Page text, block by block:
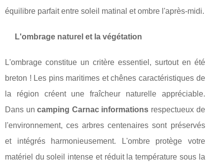
équilibre parfait entre soleil matinal et ombre l'après-midi.
L'ombrage naturel et la végétation
L'ombrage constitue un critère essentiel, surtout en été
breton ! Les pins maritimes et chênes caractéristiques de
la région créent une fraîcheur naturelle appréciable.
Dans uncamping Carnac informations respectueux de
l'environnement, ces arbres centenaires sont préservés
et intégrés harmonieusement. L'ombre protège votre
matériel du soleil intense et réduit la température sous la